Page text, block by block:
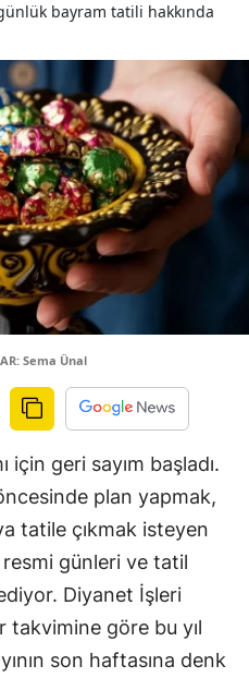
bayram tatili hakkında
Sema Ünal
için geri sayım başladı.
plan yapmak,
tatile çıkmak isteyen
günleri ve tatil
Diyanet İşleri
takvimine göre bu yıl
son haftasına denk